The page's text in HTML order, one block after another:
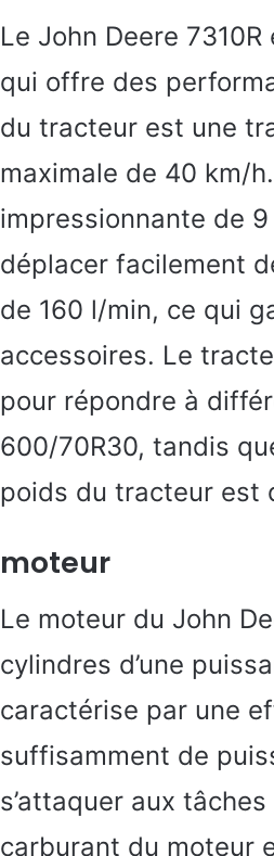
Le John Deere
qui offre des
du tracteur est une
maximale de 40 km/
impressionnante de
déplacer facilement
de 160 l/min, ce qui
accessoires. Le
pour répondre à
600/70R30, tandis
poids du tracteur est
moteur
Le moteur du John
cylindres d’une
caractérise par une
suffisamment de
s’attaquer aux
carburant du moteur